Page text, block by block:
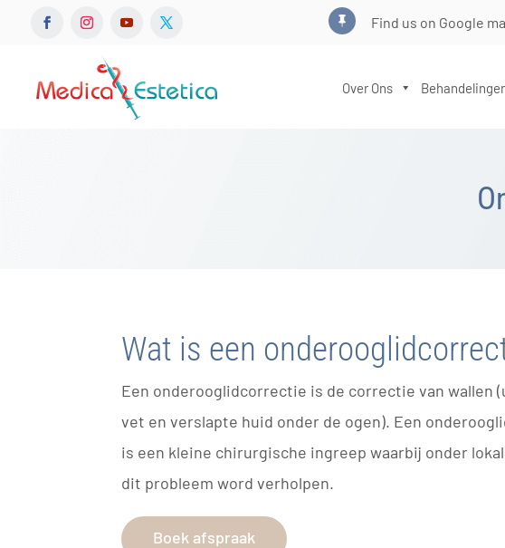
 Find us on Google
Over Ons
Wat is een
Een onderooglidcorrectie is de correctie van wallen
vet en verslapte huid onder de ogen). Een
is een kleine chirurgische ingreep waarbij onder
dit probleem word verholpen.
Boek afspraak